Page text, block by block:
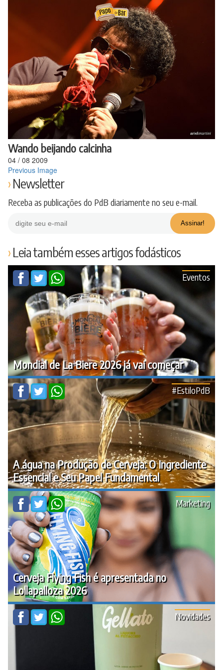
Wando beijando calcinha
04 / 08 2009
Previous Image
Newsletter
Receba as publicações do PdB diariamente no seu e-mail.
Leia também esses artigos fodásticos
Mondial de La Biere 2026 já vai começar
Eventos
A água na Produção de Cerveja: O Ingrediente
Essencial e Seu Papel Fundamental
#EstiloPdB
Cerveja Flying Fish é apresentada no
Lollapalloza 2026
Marketing
Novidades